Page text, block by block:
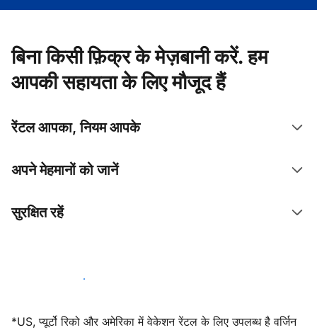
बिना किसी फ़िक्र के मेज़बानी करें. हम
आपकी सहायता के लिए मौजूद हैं
रेंटल आपका, नियम आपके
अपने मेहमानों को जानें
सुरक्षित रहें
आज ही हमारे साथ मेजबानी करें
*US, प्यूर्टो रिको और अमेरिका में वेकेशन रेंटल के लिए उपलब्ध है वर्जिन